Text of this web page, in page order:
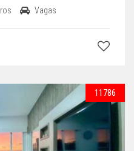
Vagas
11786